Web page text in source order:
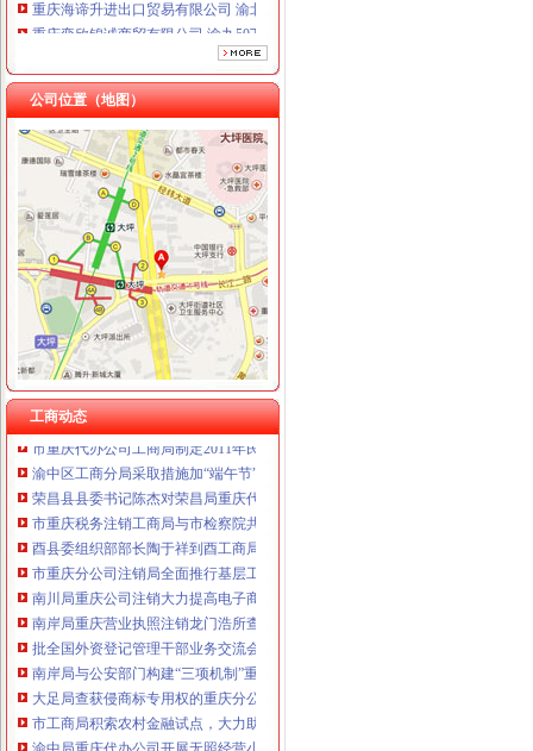
重庆奕欣锦诚商贸有限公司 渝九50万 （工商注册）
重庆三虹房地产营销策划有限公司
重庆宝鹰汽车销售有限公司
公司位置（地图）
工商动态
工商动态
我市重庆分公司注销出台在校大创办微型企业相关办法
市重庆代办公司局副巡视员高印平率队到南川局开展考核考察工作
江津局重庆税务注销以四个注重为抓手大力发展微型企业
垫江局重庆代办公司全面完成微型企业试点发展任务
渝中区五家微型企业通过资本金补助评审
南岸区消委会与家居企业索建立问题家居先行赔偿机制
台盟中央资助万州区铁峰乡桐元村8户残疾人微型企业
市重庆代办公司工商局制定2011年民主评议政风行风工作实施方案
渝中区工商分局采取措施加“端午节”重庆分公司注销期间食品安全监管
荣昌县县委书记陈杰对荣昌局重庆代办公司工商专报信息作出批示
市重庆税务注销工商局与市检察院共同研究加行政执法与刑事司法衔接工作
酉县委组织部部长陶于祥到酉工商局重庆公司注销调研非公建工作
市重庆分公司注销局全面推行基层工商所纪检监察员制度
南川局重庆公司注销大力提高电子商务巡查效率
南岸局重庆营业执照注销龙门浩所查获2424听冒王老吉
批全国外资登记管理干部业务交流会在高新区局重庆代办公司成功召开
南岸局与公安部门构建“三项机制”重庆分公司注销推动食品安全专项整工作
大足局查获侵商标专用权的重庆分公司注销“九” 豆浆机49台
市工商局积索农村金融试点，大力助推“两翼”重庆营业执照注销农户万元增收
渝中局重庆代办公司开展无照经营小旅馆专项取缔行动